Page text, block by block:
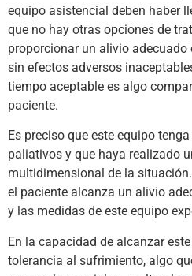
equipo asistencial deben haber
que no hay otras opciones de
proporcionar un alivio
sin efectos adversos
tiempo aceptable es algo
paciente.
Es preciso que este equipo
paliativos y que haya realizado
multidimensional de la
el paciente alcanza un alivio
y las medidas de este equipo
En la capacidad de alcanzar
tolerancia al sufrimiento, algo